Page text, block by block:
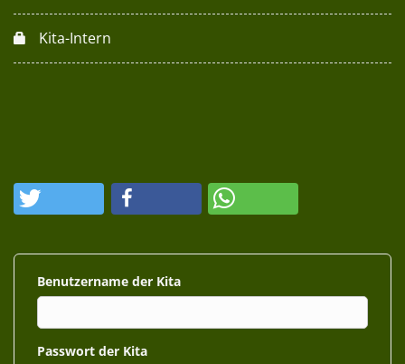
Kita-Intern
Benutzername
Passwort